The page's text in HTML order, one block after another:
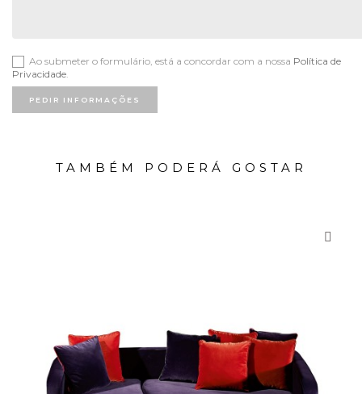
Ao submeter o formulário, está a concordar com a nossa Política de
Privacidade.
PEDIR INFORMAÇÕES
TAMBÉM PODERÁ GOSTAR